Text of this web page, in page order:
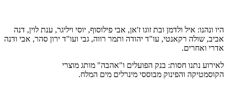
היו ונהנו: איל ולדמן ובת זוגו ז'אן, אבי פילוסוף, יוסי ויליגר, ענת לוין, דנה
אביב, שולה רקאנטי, עו"ד יהודה ותמר רווה, גבי ועו"ד ירון סהר, אבי ודנה
אדרי ואחרים.
לאירוע נתנו חסות: בנק הפועלים ו"אהבה" מותג מוצרי
הקוסמטיקה והפינוק מבוססי מינרלים מים המלח.